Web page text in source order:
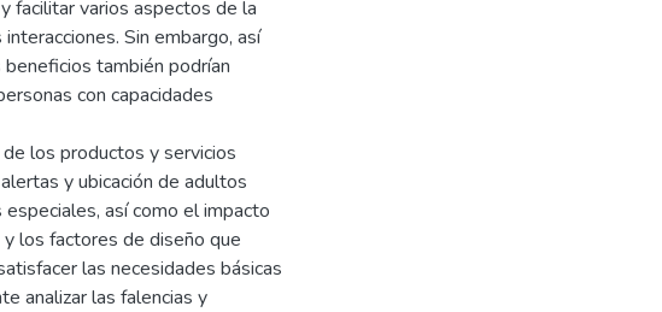
facilitar varios aspectos de la
Sin embargo, así
también podrían
con capacidades
los productos y servicios
y ubicación de adultos
así como el impacto
los factores de diseño que
las necesidades básicas
analizar las falencias y